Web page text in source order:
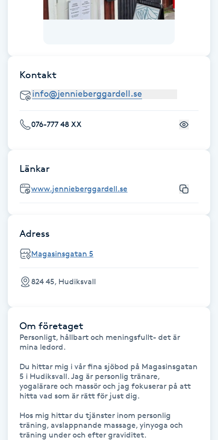
Diamantslipning
Extensions borttagning
Eyeliner-tatuering
Face framing
Faceliftmassage
Fet hårbotten
Fettreducering
Fibromassage
Fillers
Fotmassage
Kontakt
076-777 48 XX
Länkar
www.jennieberggardell.se
Adress
Magasinsgatan 5
824 45, Hudiksvall
Om företaget
Personligt, hållbart och meningsfullt- det är
mina ledord.
Du hittar mig i vår fina sjöbod på Magasinsgatan
5 i Hudiksvall. Jag är personlig tränare,
yogalärare och massör och jag fokuserar på att
hitta vad som är rätt för just dig.
Hos mig hittar du tjänster inom personlig
träning, avslappnande massage, yinyoga och
träning under och efter graviditet.